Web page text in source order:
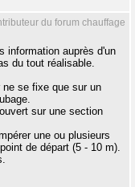
du forum chauffage
information auprès d'un
du tout réalisable.
ne se fixe que sur un
sur une section
une ou plusieurs
de départ (5 - 10 m).